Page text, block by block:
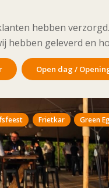
hebben
geleverd en
Open dag /
Frietkar Green